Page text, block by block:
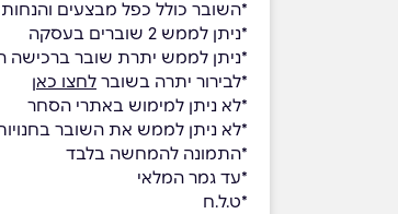
*השובר כולל כפל מבצעים והנחות
*ניתן לממש 2 שוברים בעסקה
*ניתן לממש יתרת שובר ברכישה
*לבירור יתרה בשובר לחצו כאן
*לא ניתן למימוש באתרי הסחר
*לא ניתן לממש את השובר
*התמונה להמחשה בלבד
*עד גמר המלאי
*ט.ל.ח